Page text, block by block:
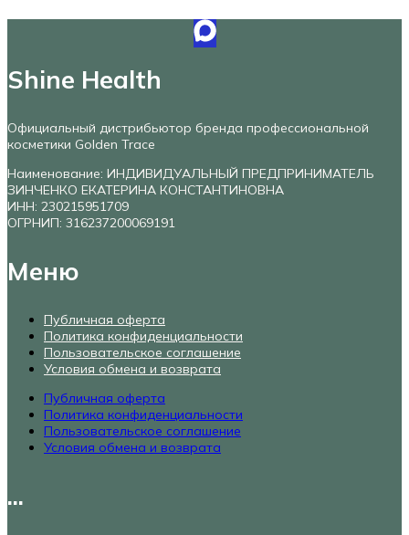
Shine Health
Официальный дистрибьютор бренда профессиональной
косметики Golden Trace
Наименование: ИНДИВИДУАЛЬНЫЙ ПРЕДПРИНИМАТЕЛЬ
ЗИНЧЕНКО ЕКАТЕРИНА КОНСТАНТИНОВНА
ИНН: 230215951709
ОГРНИП: 316237200069191
Меню
Публичная оферта
Политика конфиденциальности
Пользовательское соглашение
Условия обмена и возврата
Публичная оферта
Политика конфиденциальности
Пользовательское соглашение
Условия обмена и возврата
...